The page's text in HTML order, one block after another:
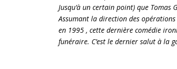
Jusqu’à un certain point) que
Assumant la direction des
en 1995 , cette dernière comédie
funéraire. C’est le dernier salut à la